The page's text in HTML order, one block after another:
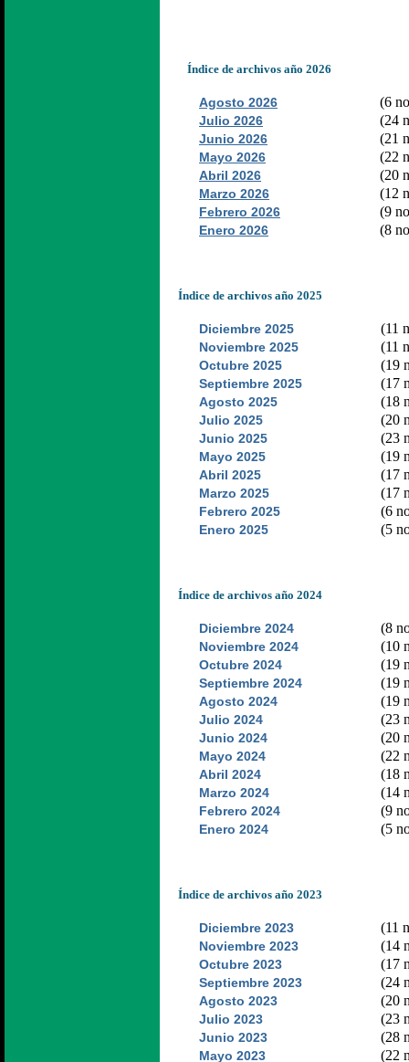
Índice de archivos año 2026
Agosto 2026 (6
Julio 2026 (24
Junio 2026 (21
Mayo 2026 (22
Abril 2026 (20
Marzo 2026 (12
Febrero 2026 (9
Enero 2026 (8
Índice de archivos año 2025
Diciembre 2025 (11
Noviembre 2025 (11
Octubre 2025 (19
Septiembre 2025 (17
Agosto 2025 (18
Julio 2025 (20
Junio 2025 (23
Mayo 2025 (19
Abril 2025 (17
Marzo 2025 (17
Febrero 2025 (6
Enero 2025 (5
Índice de archivos año 2024
Diciembre 2024 (8
Noviembre 2024 (10
Octubre 2024 (19
Septiembre 2024 (19
Agosto 2024 (19
Julio 2024 (23
Junio 2024 (20
Mayo 2024 (22
Abril 2024 (18
Marzo 2024 (14
Febrero 2024 (9
Enero 2024 (5
Índice de archivos año 2023
Diciembre 2023 (11
Noviembre 2023 (14
Octubre 2023 (17
Septiembre 2023 (24
Agosto 2023 (20
Julio 2023 (23
Junio 2023 (28
Mayo 2023 (22